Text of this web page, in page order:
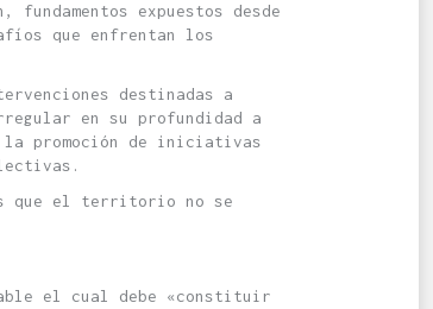
expuestos desde
que enfrentan los
destinadas a
en su profundidad a
promoción de iniciativas
que el territorio no se
el cual debe «constituir